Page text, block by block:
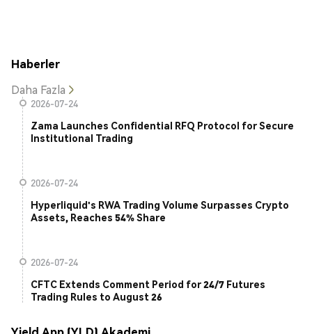
Haberler
Daha Fazla
2026-07-24
Zama Launches Confidential RFQ Protocol for Secure
Institutional Trading
2026-07-24
Hyperliquid's RWA Trading Volume Surpasses Crypto
Assets, Reaches 54% Share
2026-07-24
CFTC Extends Comment Period for 24/7 Futures
Trading Rules to August 26